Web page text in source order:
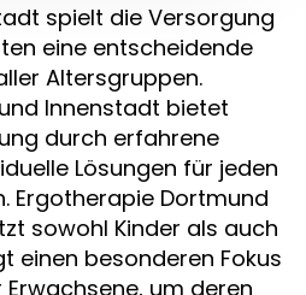
spielt die Versorgung
eine entscheidende
Altersgruppen.
Innenstadt bietet
durch erfahrene
Lösungen für jeden
Ergotherapie Dortmund
sowohl Kinder als auch
einen besonderen Fokus
um deren